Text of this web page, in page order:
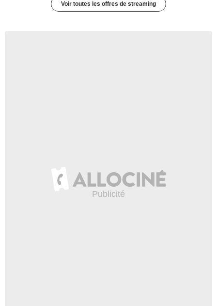
Voir toutes les offres de streaming